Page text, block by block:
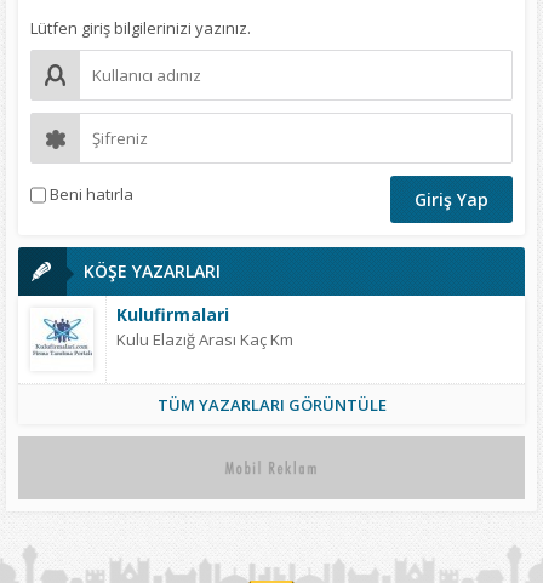
Lütfen giriş bilgilerinizi yazınız.
Beni hatırla
KÖŞE YAZARLARI
Kulufirmalari
Kulu Elazığ Arası Kaç Km
TÜM YAZARLARI GÖRÜNTÜLE